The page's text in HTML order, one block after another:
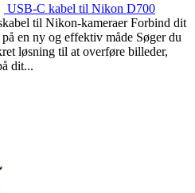
USB-C kabel til Nikon D700
til Nikon-kameraer Forbind dit
en ny og effektiv måde Søger du
løsning til at overføre billeder,
dit...